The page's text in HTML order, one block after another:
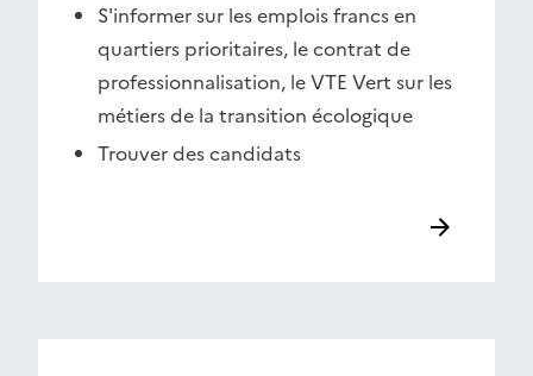
S'informer sur les emplois francs en
quartiers prioritaires, le contrat de
professionnalisation, le VTE Vert sur les
métiers de la transition écologique
Trouver des candidats